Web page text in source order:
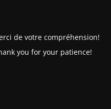
de votre compréhension!
you for your patience!